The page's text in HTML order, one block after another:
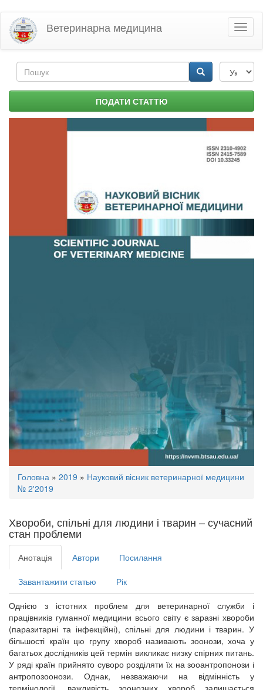
Перейти
основного
матеріалу
Ветеринарна медицина
Пошукова
форма ПОДАТИ СТАТТЮ
Ви
тут
Головна » 2019 » Науковий вісник ветеринарної медицини
№ 2'2019
Хвороби, спільні для людини і тварин – сучасний
стан проблеми
Анотація Автори Посилання
Завантажити статью Рік
Однією з істотних проблем для ветеринарної служби і
працівників гуманної медицини всього світу є заразні хвороби
(паразитарні та інфекційні), спільні для людини і тварин. У
більшості країн цю групу хвороб називають зоонози, хоча у
багатьох дослідників цей термін викликає низку спірних питань.
У ряді країн прийнято суворо розділяти їх на зооантропонози і
антропозоонози. Однак, незважаючи на відмінність у
термінології, важливість зоонозних хвороб залишається